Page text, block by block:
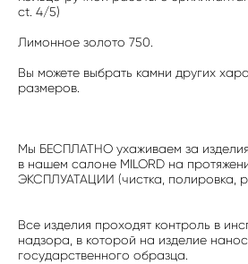
ct. 4/5)
Лимонное золото 750.
Вы можете выбрать камни других
размеров.
Мы БЕСПЛАТНО ухаживаем за
в нашем салоне MILORD на
ЭКСПЛУАТАЦИИ (чистка, полировка,
Все изделия проходят контроль в
надзора, в которой на изделие
государственного образца.